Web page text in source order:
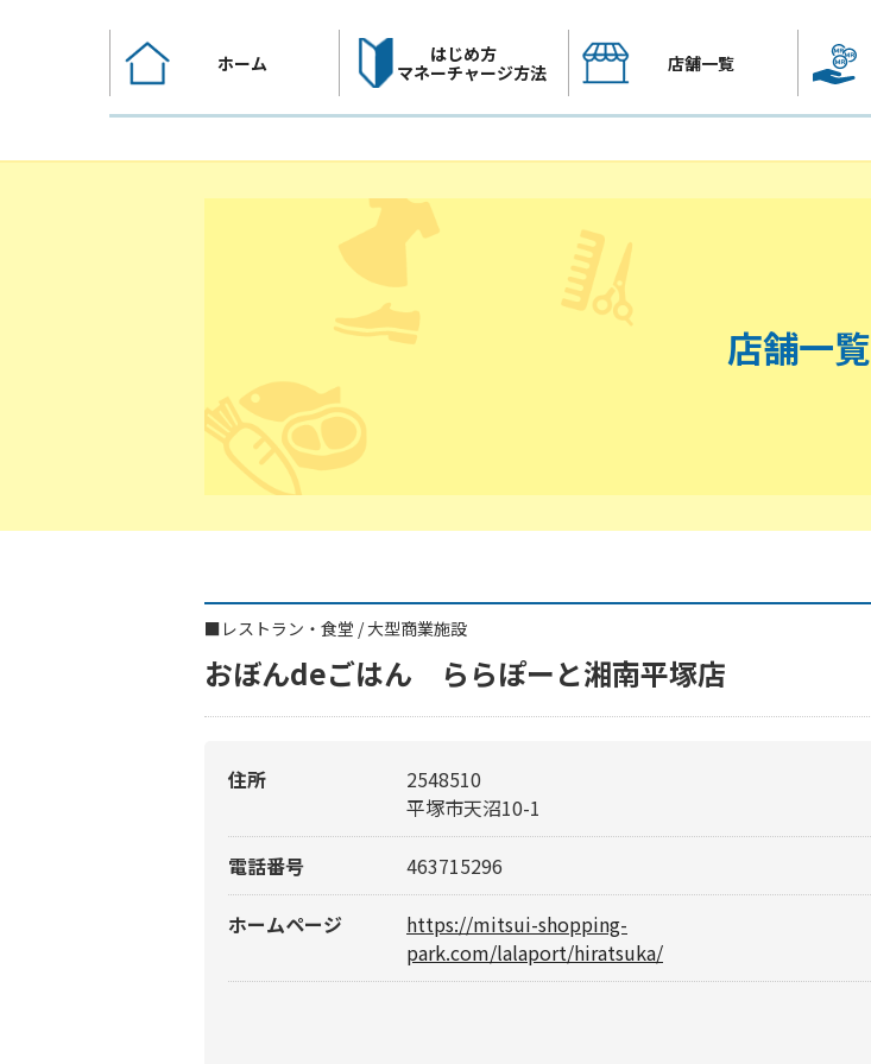
へ
ホーム
はじめ方
マネーチャージ方法
店舗一覧
店舗一覧
■ レストラン・食堂 /大型商業施設
おぼんdeごはん ららぽーと湘南平塚店
住所
2548510
平塚市天沼10-1
電話番号 463715296
ホームページ
https://mitsui-shopping-
park.com/lalaport/hiratsuka/